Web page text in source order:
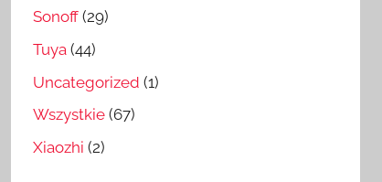
Sonoff (29)
Tuya (44)
Uncategorized (1)
Wszystkie (67)
Xiaozhi (2)